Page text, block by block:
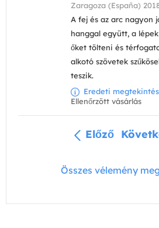
Zaragoza (España)
A fej és az arc nagyon
hanggal együtt, a
őket tölteni és
alkotó szövetek
teszik.
Eredeti
Ellenőrzött vásárlás
Előző
Összes vélemény